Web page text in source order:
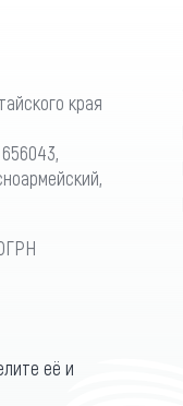
края
её и